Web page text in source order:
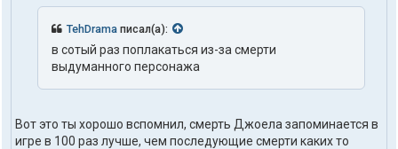
TehDrama писал(а):
в сотый раз поплакаться из-за смерти
выдуманного персонажа
Вот это ты хорошо вспомнил, смерть Джоела запоминается в
игре в 100 раз лучше, чем последующие смерти каких то